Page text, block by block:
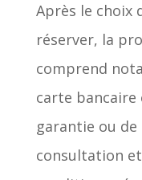
Après le choix
réserver, la
comprend
carte bancaire
garantie ou
consultation